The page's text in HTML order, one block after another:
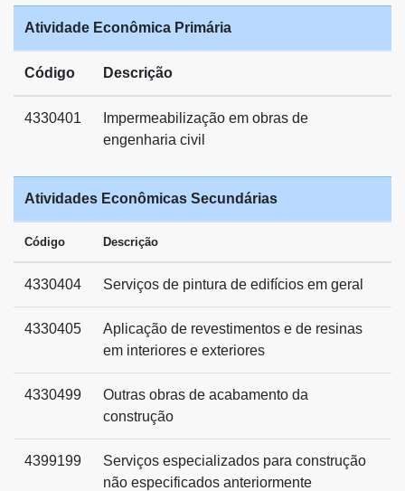
Atividade Econômica Primária
Código Descrição
4330401
Impermeabilização em obras de
engenharia civil
Atividades Econômicas Secundárias
Código Descrição
4330404 Serviços de pintura de edifícios em geral
4330405
Aplicação de revestimentos e de resinas
em interiores e exteriores
4330499
Outras obras de acabamento da
construção
4399199
Serviços especializados para construção
não especificados anteriormente